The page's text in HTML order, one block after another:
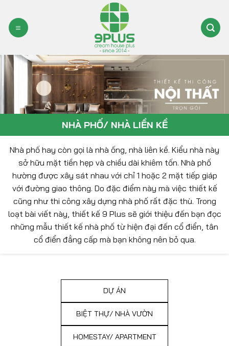
qua
nội
NHÀ PHỐ/ NHÀ LIỀN KỀ
Nhà phố hay còn gọi là nhà ống, nhà liên kề. Kiểu nhà này
sở hữu mặt tiền hẹp và chiều dài khiêm tốn. Nhà phố
hường được xây sát nhau với chỉ 1 hoặc 2 mặt tiếp giáp
với đường giao thông. Do đặc điểm này mà việc thiết kế
cũng như thi công xây dựng nhà phố rất đặc thù. Trong
loạt bài viết này, thiết kế 9 Plus sẽ giới thiệu đến bạn đọc
những mẫu thiết kế nhà phố từ hiện đại đến cổ điển, tân
cổ điển đẳng cấp mà bạn không nên bỏ qua.
DỰ ÁN
BIỆT THỰ/ NHÀ VƯỜN
HOMESTAY/ APARTMENT